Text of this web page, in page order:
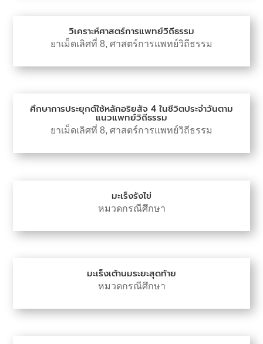
วิเคราะห์ศาสตร์การแพทย์วิถีธรรม
ยาเม็ดเลิศที่ 8, ศาสตร์การแพทย์วิถีธรรม
ศึกษาการประยุกต์ใช้หลักอริยสัจ 4 ในชีวิตประจำวันตาม
แนวแพทย์วิถีธรรม
ยาเม็ดเลิศที่ 8, ศาสตร์การแพทย์วิถีธรรม
มะเร็งรังไข่
หมวดกรณีศึกษา
มะเร็งเต้านมระยะสุดท้าย
หมวดกรณีศึกษา